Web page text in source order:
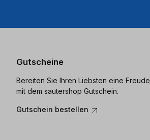
Gutscheine
Bereiten Sie Ihren Liebsten eine Freude
mit dem sautershop Gutschein.
Gutschein bestellen